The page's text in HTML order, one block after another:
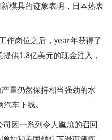
模具的迹象表明，日本热衷
作岗位之后，year年获得了
供1.8亿美元的现金注入，
量仍然保持相当强劲的水
车下线。
因一系列令人尴尬的召回